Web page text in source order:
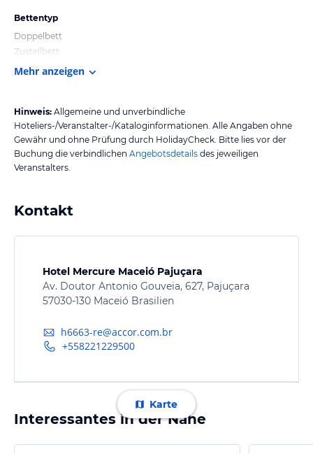
Bettentyp
Doppelbett
Zustellbett
Mehr anzeigen
Hinweis: Allgemeine und unverbindliche
Hoteliers-/Veranstalter-/Kataloginformationen. Alle Angaben ohne
Gewähr und ohne Prüfung durch HolidayCheck. Bitte lies vor der
Buchung die verbindlichen Angebotsdetails des jeweiligen
Veranstalters.
Kontakt
Hotel Mercure Maceió Pajuçara
Av. Doutor Antonio Gouveia, 627, Pajuçara
57030-130 Maceió Brasilien
h6663-re@accor.com.br
+558221229500
Karte
Interessantes in der Nähe